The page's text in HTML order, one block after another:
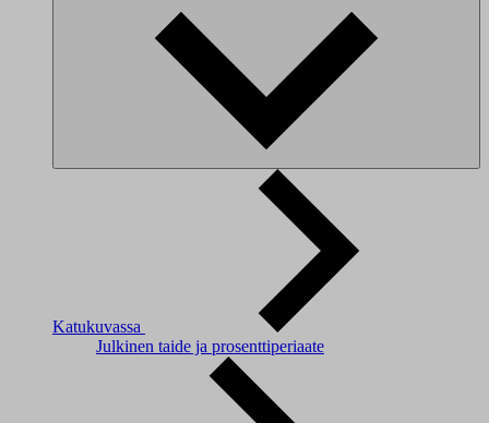
Katukuvassa
Julkinen taide ja prosenttiperiaate